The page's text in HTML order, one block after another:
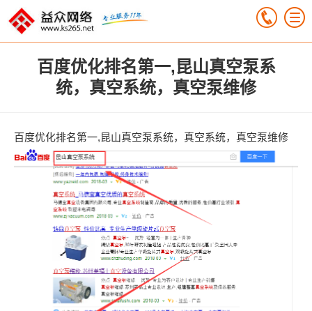
百度优化排名第一,昆山真空泵系
统，真空系统，真空泵维修
百度优化排名第一,昆山真空泵系统，真空系统，真空泵维修